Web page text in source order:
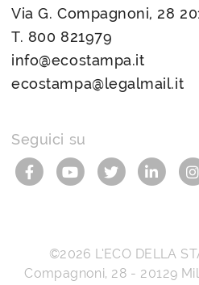
Via G. Compagnoni, 28
T. 800 821979
info@ecostampa.it
ecostampa@legalmail.it
Seguici su
©2026 L’ECO DELLA
Compagnoni, 28 - 20129